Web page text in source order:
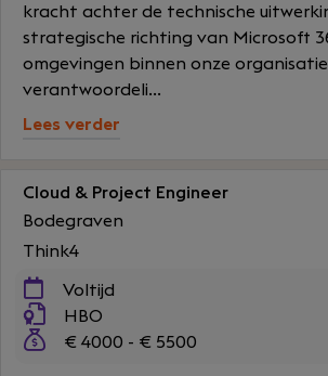
kracht achter de technische
strategische richting van Microsoft
omgevingen binnen onze
verantwoordeli...
Lees verder
Cloud & Project Engineer
Bodegraven
Think4
Voltijd
HBO
€ 4000 - € 5500